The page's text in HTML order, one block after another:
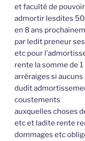
et faculté de
admortir lesdites 50
en 8 ans
par ledit preneur
etc pour
rente la somme de
arréraiges si
dudit
coustements
auxquelles choses
etc et ladite rente
dommages etc